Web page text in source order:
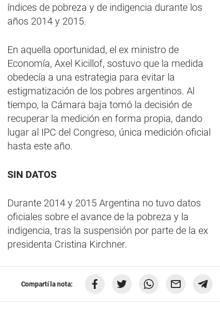
índices de pobreza y de indigencia durante los
años 2014 y 2015.
En aquella oportunidad, el ex ministro de
Economía, Axel Kicillof, sostuvo que la medida
obedecía a una estrategia para evitar la
estigmatización de los pobres argentinos. Al
tiempo, la Cámara baja tomó la decisión de
recuperar la medición en forma propia, dando
lugar al IPC del Congreso, única medición oficial
hasta este año.
SIN DATOS
Durante 2014 y 2015 Argentina no tuvo datos
oficiales sobre el avance de la pobreza y la
indigencia, tras la suspensión por parte de la ex
presidenta Cristina Kirchner.
Compartí la nota: